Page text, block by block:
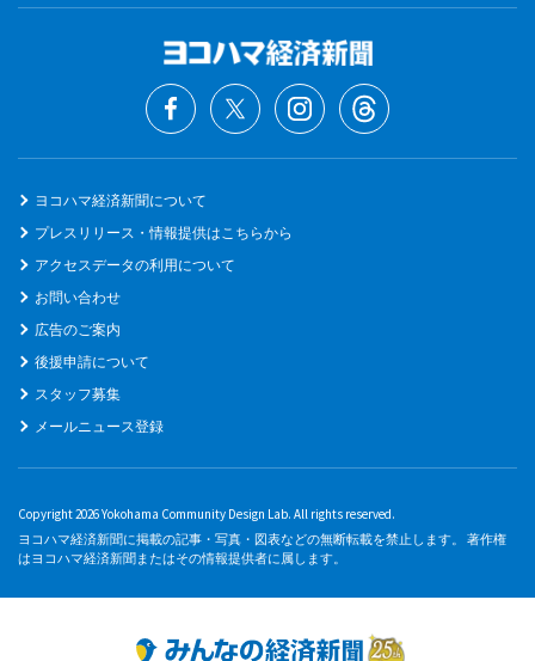
ヨコハマ経済新聞について
プレスリリース・情報提供はこちらから
アクセスデータの利用について
お問い合わせ
広告のご案内
後援申請について
スタッフ募集
メールニュース登録
Copyright 2026 Yokohama Community Design Lab. All rights reserved.
ヨコハマ経済新聞に掲載の記事・写真・図表などの無断転載を禁止します。 著作権
はヨコハマ経済新聞またはその情報提供者に属します。